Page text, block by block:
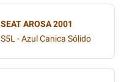
SEAT AROSA 2001
S5L - Azul Canica Sólido